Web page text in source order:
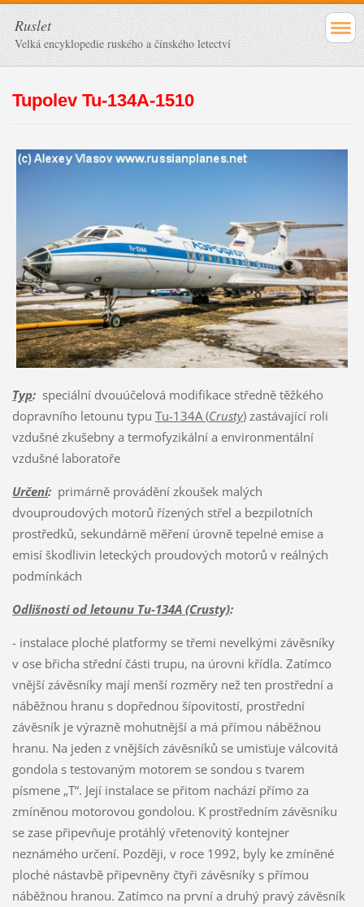
Ruslet
Velká encyklopedie ruského a čínského letectví
Tupolev Tu-134A-1510
Typ:speciální dvouúčelová modifikace středně těžkého
dopravního letounu typu Tu-134A (Crusty)zastávající roli
vzdušné zkušebny a termofyzikální a environmentální
vzdušné laboratoře
Určení:primárně provádění zkoušek malých
dvouproudových motorů řízených střel a bezpilotních
prostředků, sekundárně měření úrovně tepelné emise a
emisí škodlivin leteckých proudových motorů v reálných
podmínkách
Odlišnosti od letounu Tu-134A (Crusty):
- instalace ploché platformy se třemi nevelkými závěsníky
v ose břicha střední části trupu, na úrovni křídla. Zatímco
vnější závěsníky mají menší rozměry než ten prostřední a
náběžnou hranu s dopřednou šípovitostí, prostřední
závěsník je výrazně mohutnější a má přímou náběžnou
hranu. Na jeden z vnějších závěsníků se umisťuje válcovitá
gondola s testovaným motorem se sondou s tvarem
písmene „T“. Její instalace se přitom nachází přímo za
zmíněnou motorovou gondolou. K prostředním závěsníku
se zase připevňuje protáhlý vřetenovitý kontejner
neznámého určení. Později, v roce 1992, byly ke zmíněné
ploché nástavbě připevněny čtyři závěsníky s přímou
náběžnou hranou. Zatímco na první a druhý pravý závěsník